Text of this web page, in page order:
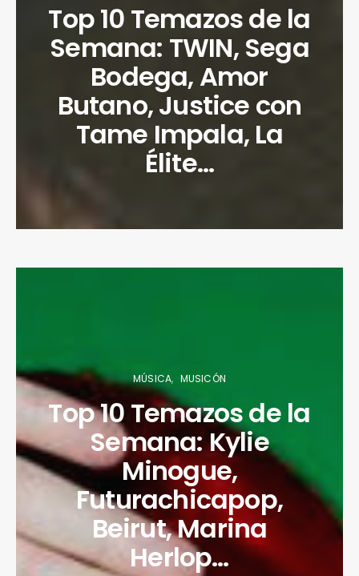
Top 10 Temazos de la
Semana: TWIN, Sega
Bodega, Amor
Butano, Justice con
Tame Impala, La
Élite…
MÚSICA MUSICÓN
Top 10 Temazos de la
Semana: Kylie
Minogue,
Futurachicapop,
Beirut, Marina
Herlop…